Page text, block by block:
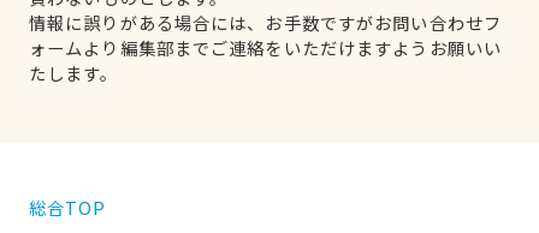
情報に誤りがある場合には、お手数ですがお問い合わせフ
ォームより編集部までご連絡をいただけますようお願いい
たします。
総合TOP